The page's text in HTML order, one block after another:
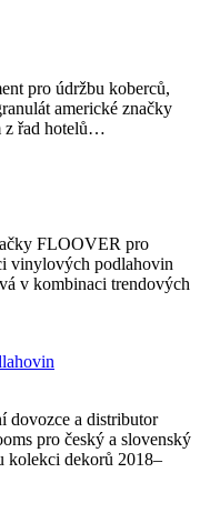
pro údržbu koberců,
americké značky
z řad hotelů…
FLOOVER pro
vinylových podlahovin
v kombinaci trendových
dovozce a distributor
pro český a slovenský
kolekci dekorů 2018–